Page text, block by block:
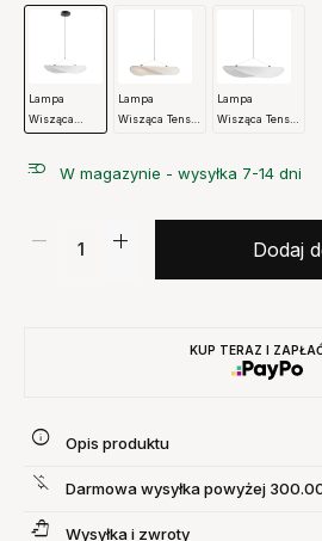
Lampa
Wisząca
Lampa
Wisząca Tense
Lampa
Wisząca Tense
W magazynie - wysyłka 7-14 dni
Dodaj
KUP TERAZ I
Opis produktu
Darmowa wysyłka powyżej
Wysyłka i zwroty